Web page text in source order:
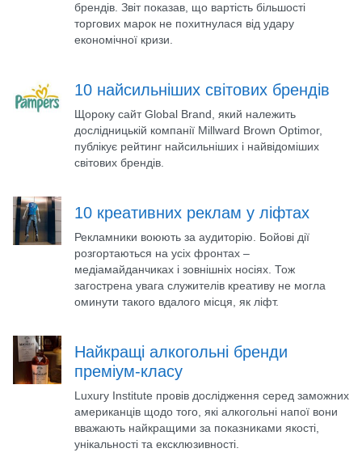
брендів. Звіт показав, що вартість більшості
торгових марок не похитнулася від удару
економічної кризи.
10 найсильніших світових брендів
Щороку сайт Global Brand, який належить
дослідницькій компанії Millward Brown Optimor,
публікує рейтинг найсильніших і найвідоміших
світових брендів.
10 креативних реклам у ліфтах
Рекламники воюють за аудиторію. Бойові дії
розгортаються на усіх фронтах –
медіамайданчиках і зовнішніх носіях. Тож
загострена увага служителів креативу не могла
оминути такого вдалого місця, як ліфт.
Найкращі алкогольні бренди
преміум-класу
Luxury Institute провів дослідження серед заможних
американців щодо того, які алкогольні напої вони
вважають найкращими за показниками якості,
унікальності та ексклюзивності.